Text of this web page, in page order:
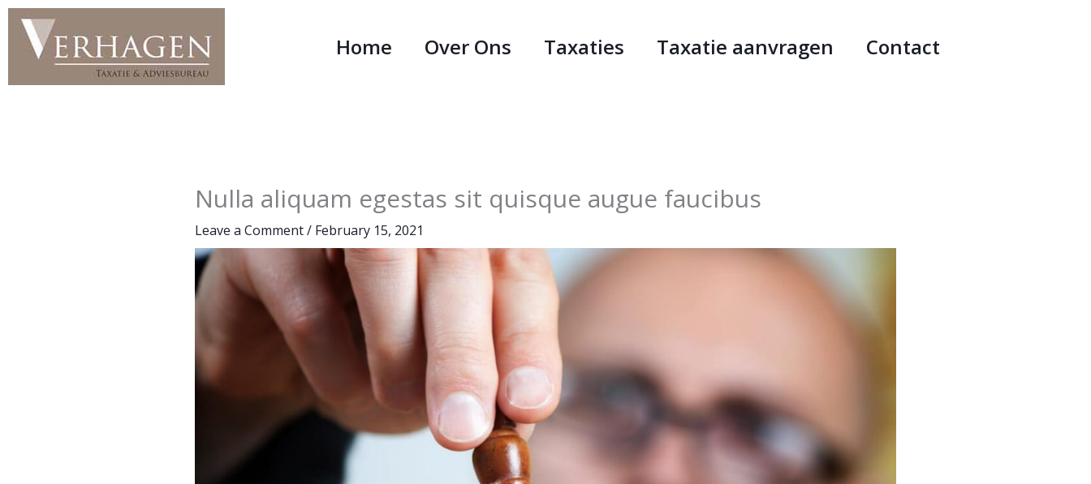
Skip
content
Home Over Ons Taxaties Taxatie aanvragen Contact
Nulla aliquam egestas sit quisque augue faucibus
Leave a Comment/ February 15, 2021